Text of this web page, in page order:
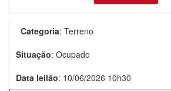
Categoria: Terreno
Situação: Ocupado
Data leilão: 10/06/2026 10h30